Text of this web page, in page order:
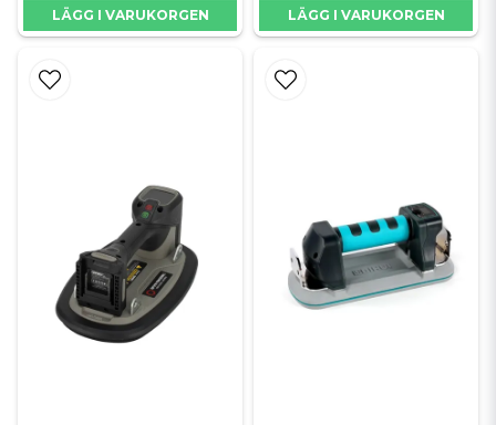
LÄGG I VARUKORGEN LÄGG I VARUKORGEN